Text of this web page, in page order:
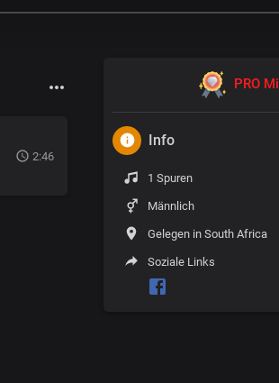
2:46
PRO
Info
1 Spuren
Männlich
Gelegen in South Africa
Soziale Links